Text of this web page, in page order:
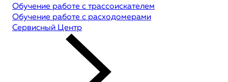
Обучение работе с трассоискателем
Обучение работе с расходомерами
Сервисный Центр